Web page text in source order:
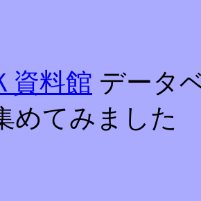
資料館 データ
めてみました